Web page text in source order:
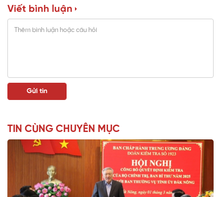
Viết bình luận
TIN CÙNG CHUYÊN MỤC